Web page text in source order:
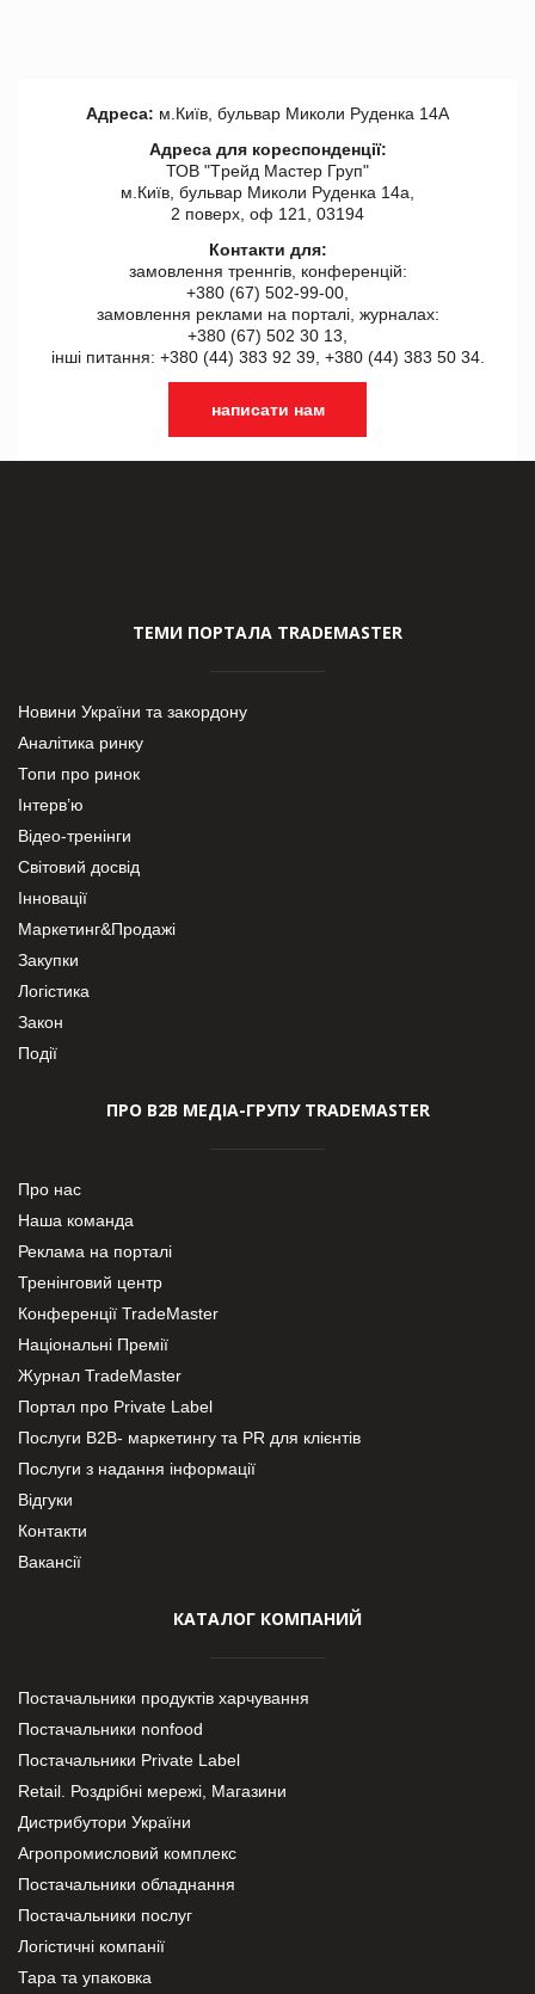
Адреса: м.Київ, бульвар Миколи Руденка 14А
Адреса для кореспонденції:
ТОВ "Tрейд Мастер Груп"
м.Київ, бульвар Миколи Руденка 14а,
2 поверх, оф 121, 03194
Контакти для:
замовлення треннгів, конференцій:
+380 (67) 502-99-00,
замовлення реклами на порталі, журналах:
+380 (67) 502 30 13,
інші питання: +380 (44) 383 92 39, +380 (44) 383 50 34.
написати нам
ТЕМИ ПОРТАЛА TRADEMASTER
Новини України та закордону
Аналітика ринку
Топи про ринок
Інтерв’ю
Відео-тренінги
Світовий досвід
Інновації
Маркетинг&Продажі
Закупки
Логістика
Закон
Події
ПРО В2В МЕДІА-ГРУПУ TRADEMASTER
Про нас
Наша команда
Реклама на порталі
Тренінговий центр
Конференції TradeMaster
Національні Премії
Журнал TradeMaster
Портал про Private Label
Послуги В2В- маркетингу та PR для клієнтів
Послуги з надання інформації
Відгуки
Контакти
Вакансії
КАТАЛОГ КОМПАНИЙ
Постачальники продуктів харчування
Постачальники nonfood
Постачальники Private Label
Retail. Роздрібні мережі, Магазини
Дистрибутори України
Агропромисловий комплекс
Постачальники обладнання
Постачальники послуг
Логістичні компанії
Тара та упаковка